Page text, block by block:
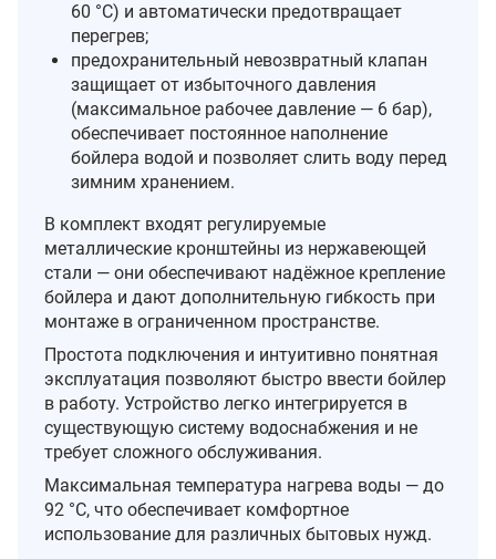
60 °C) и автоматически предотвращает
перегрев;
предохранительный невозвратный клапан
защищает от избыточного давления
(максимальное рабочее давление — 6 бар),
обеспечивает постоянное наполнение
бойлера водой и позволяет слить воду перед
зимним хранением.
В комплект входят регулируемые
металлические кронштейны из нержавеющей
стали — они обеспечивают надёжное крепление
бойлера и дают дополнительную гибкость при
монтаже в ограниченном пространстве.
Простота подключения и интуитивно понятная
эксплуатация позволяют быстро ввести бойлер
в работу. Устройство легко интегрируется в
существующую систему водоснабжения и не
требует сложного обслуживания.
Максимальная температура нагрева воды — до
92 °C, что обеспечивает комфортное
использование для различных бытовых нужд.